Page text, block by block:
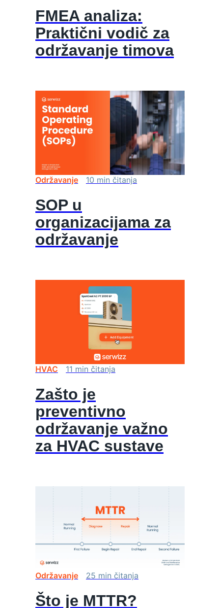
FMEA analiza:
Praktični vodič za
održavanje timova
Održavanje 10 min čitanja
SOP u
organizacijama za
održavanje
HVAC 11 min čitanja
Zašto je
preventivno
održavanje važno
za HVAC sustave
Održavanje 25 min čitanja
Što je MTTR?